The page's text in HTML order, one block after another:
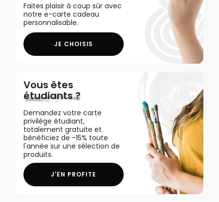
Faites plaisir à coup sûr avec
notre e-carte cadeau
personnalisable.
JE CHOISIS
Vous êtes
étudiants ?
Demandez votre carte
privilège étudiant,
totalement gratuite et
bénéficiez de -15% toute
l'année sur une sélection de
produits.
J'EN PROFITE